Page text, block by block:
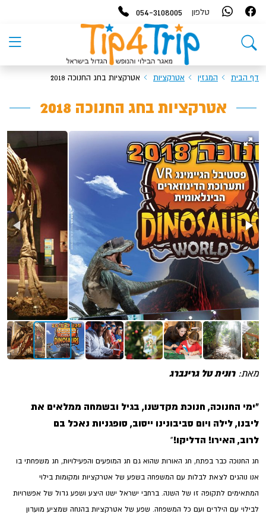
טלפון 054-3108005
דף הבית המגזין אטרקציות אטרקציות בחג החנוכה 2018
אטרקציות בחג החנוכה 2018
מאת:רונית טל גרינברג
"ימי החנוכה, חנוכת מקדשנו, בגיל ובשמחה ממלאים את
ליבנו, לילה ויום סביבונינו ייסוב, סופגניות נאכל בם
לרוב, האירו! הדליקו!"
חג החנוכה כבר בפתח, חג האורות שהוא גם חג המופעים והפעילויות, חג משפחתי בו
אנו נוהגים לצאת לבלות עם המשפחה בשפע של אטרקציות ומקומות בילוי
המתאימים לתקופה זו של השנה. ברחבי ישראל ישנו היצע ושפע גדול של אפשרויות
לבילוי עם הילדים ועם כל המשפחה. שפע של אטרקציות בהנחה שמציע מועדון